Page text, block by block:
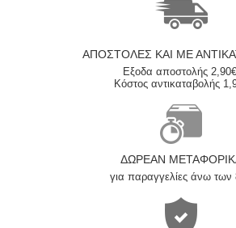
ΑΠΟΣΤΟΛΈΣ ΚΑΙ ΜΕ
Εξοδα αποστολής
Κόστος αντικαταβολής
ΔΩΡΕΆΝ
για παραγγελίες άνω των